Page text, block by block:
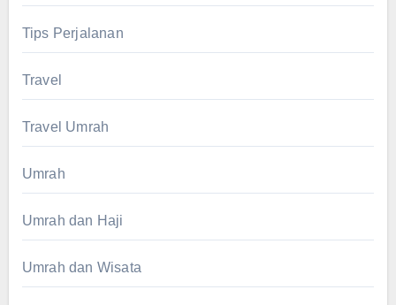
Tips Perjalanan
Travel
Travel Umrah
Umrah
Umrah dan Haji
Umrah dan Wisata